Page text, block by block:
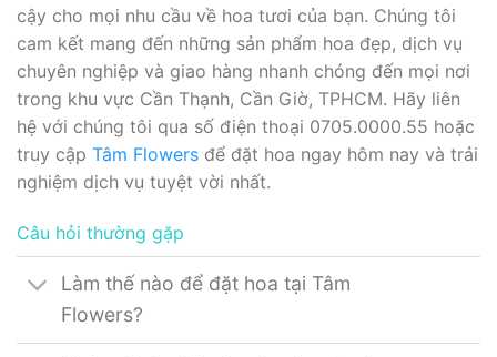
cậy cho mọi nhu cầu về hoa tươi của bạn. Chúng tôi
cam kết mang đến những sản phẩm hoa đẹp, dịch vụ
chuyên nghiệp và giao hàng nhanh chóng đến mọi nơi
trong khu vực Cần Thạnh, Cần Giờ, TPHCM. Hãy liên
hệ với chúng tôi qua số điện thoại 0705.0000.55 hoặc
truy cập Tâm Flowers để đặt hoa ngay hôm nay và trải
nghiệm dịch vụ tuyệt vời nhất.
Câu hỏi thường gặp
Làm thế nào để đặt hoa tại Tâm
Flowers?